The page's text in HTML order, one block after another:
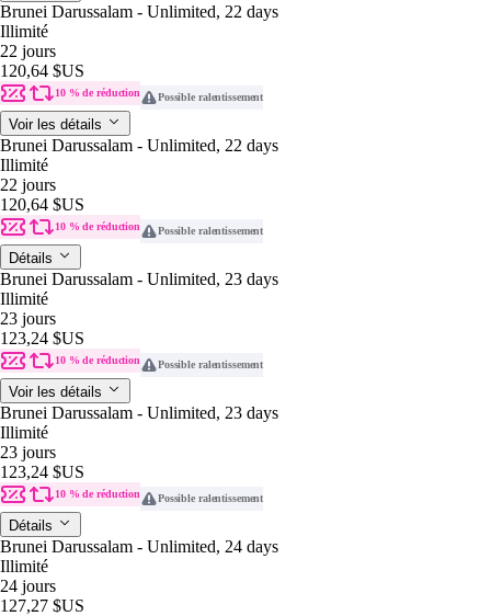
Brunei Darussalam - Unlimited, 22 days
Illimité
22 jours
120,64 $US
10 % de réduction Possible ralentissement
Voir les détails
Brunei Darussalam - Unlimited, 22 days
Illimité
22 jours
120,64 $US
10 % de réduction Possible ralentissement
Détails
Brunei Darussalam - Unlimited, 23 days
Illimité
23 jours
123,24 $US
10 % de réduction Possible ralentissement
Voir les détails
Brunei Darussalam - Unlimited, 23 days
Illimité
23 jours
123,24 $US
10 % de réduction Possible ralentissement
Détails
Brunei Darussalam - Unlimited, 24 days
Illimité
24 jours
127,27 $US